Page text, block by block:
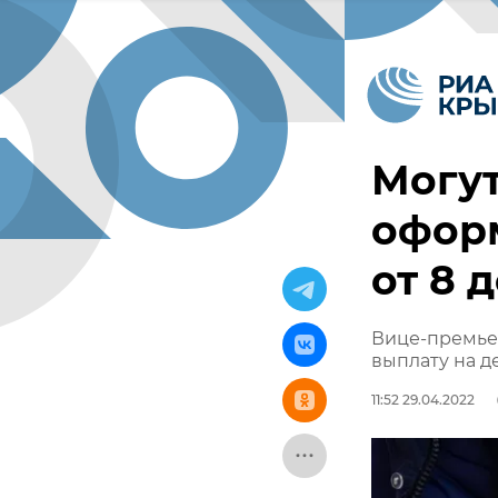
от 8
Вице-
выплату на
11:52 29.04.2022